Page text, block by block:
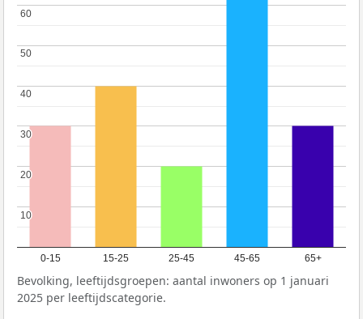
0-15 15-25 25-45 45-65 65+
10
10
20
20
30
30
40
40
50
50
60
60
Bevolking, leeftijdsgroepen: aantal inwoners op 1 januari
2025 per leeftijdscategorie.